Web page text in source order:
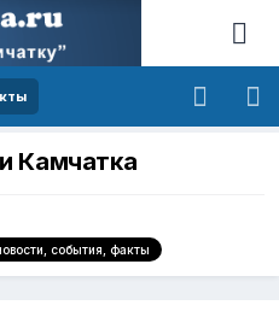
Камчатка
события, факты